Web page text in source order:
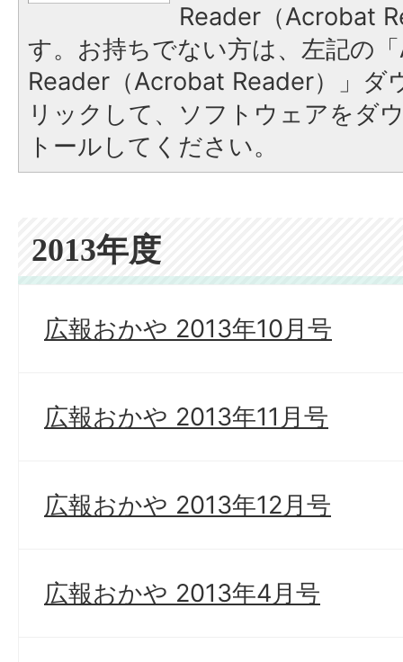
Reader（Acrobat
す。お持ちでない方は、左記の
Reader（Acrobat Reader）」ダ
リックして、ソフトウェアをダ
トールしてください。
2013年度
広報おかや 2013年10月号
広報おかや 2013年11月号
広報おかや 2013年12月号
広報おかや 2013年4月号